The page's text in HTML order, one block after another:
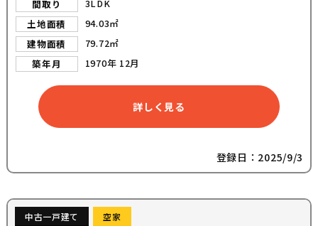
間取り
3LDK
土地面積
94.03㎡
建物面積
79.72㎡
築年月
1970年 12月
詳しく見る
登録日：2025/9/3
中古一戸建て 空家